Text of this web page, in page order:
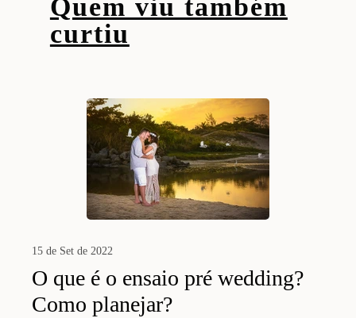
Quem viu também
curtiu
15 de Set de 2022
O que é o ensaio pré wedding?
Como planejar?